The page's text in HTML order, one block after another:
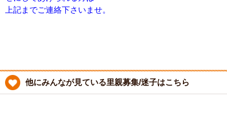
上記までご連絡下さいませ。
他にみんなが見ている里親募集/迷子はこちら